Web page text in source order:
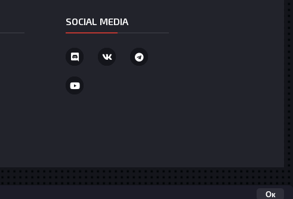
SOCIAL MEDIA